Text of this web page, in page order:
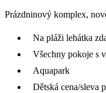
Prázdninový komplex,
Na pláži lehátka
Všechny pokoje s
Aquapark
Dětská cena/sleva